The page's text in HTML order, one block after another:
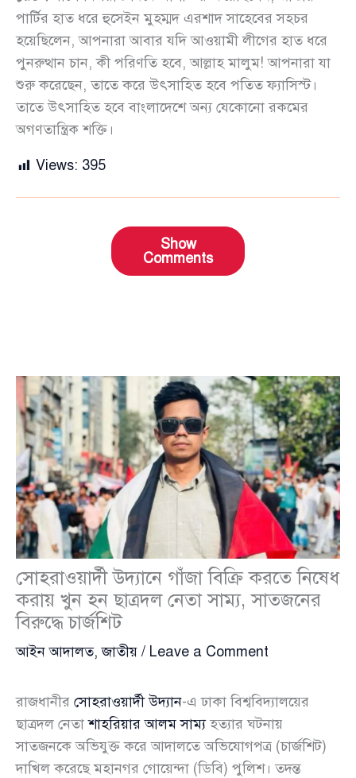
পার্টির হাত ধরে হুসেইন মুহম্মদ এরশাদ সাহেবের সহচর
হয়েছিলেন, আপনারা আবার যদি আওয়ামী লীগের হাত ধরে
পুনরুত্থান চান, কী পরিণতি হবে, আল্লাহ মালুম! আপনারা যা
শুরু করেছেন, তাতে করে উৎসাহিত হবে পতিত ফ্যাসিস্ট।
তাতে উৎসাহিত হবে বাংলাদেশে অন্য যেকোনো রকমের
অগণতান্ত্রিক শক্তি।
Views: 395
Show
Comments
সোহরাওয়ার্দী উদ্যানে গাঁজা বিক্রি করতে নিষেধ
করায় খুন হন ছাত্রদল নেতা সাম্য, সাতজনের
বিরুদ্ধে চার্জশিট
আইন আদালত,জাতীয় / Leave a Comment
রাজধানীর সোহরাওয়ার্দী উদ্যান-এ ঢাকা বিশ্ববিদ্যালয়ের
ছাত্রদল নেতাশাহরিয়ার আলম সাম্যহত্যার ঘটনায়
সাতজনকে অভিযুক্ত করে আদালতে অভিযোগপত্র (চার্জশিট)
দাখিল করেছে মহানগর গোয়েন্দা (ডিবি) পুলিশ। তদন্ত